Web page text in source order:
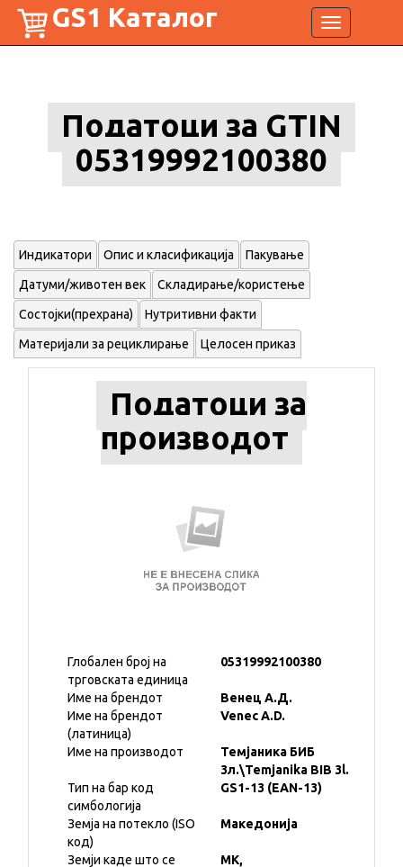
Toggle
navigation
GS1 Каталог
Податоци за GTIN
05319992100380
Индикатори Опис и класификација Пакување
Датуми/животен век Складирање/користење
Состојки(прехрана) Нутритивни факти
Материјали за рециклирање Целосен приказ
Податоци за
производот
Глобален број на
трговската единица
05319992100380
Име на брендот
Венец А.Д.
Име на брендот
(латиница)
Venec A.D.
Име на производот
Темјаника БИБ
3л.\Temjanika BIB 3l.
Тип на бар код
симбологија
GS1-13 (EAN-13)
Земја на потекло (ISO
код)
Македонија
Земји каде што се
MK,